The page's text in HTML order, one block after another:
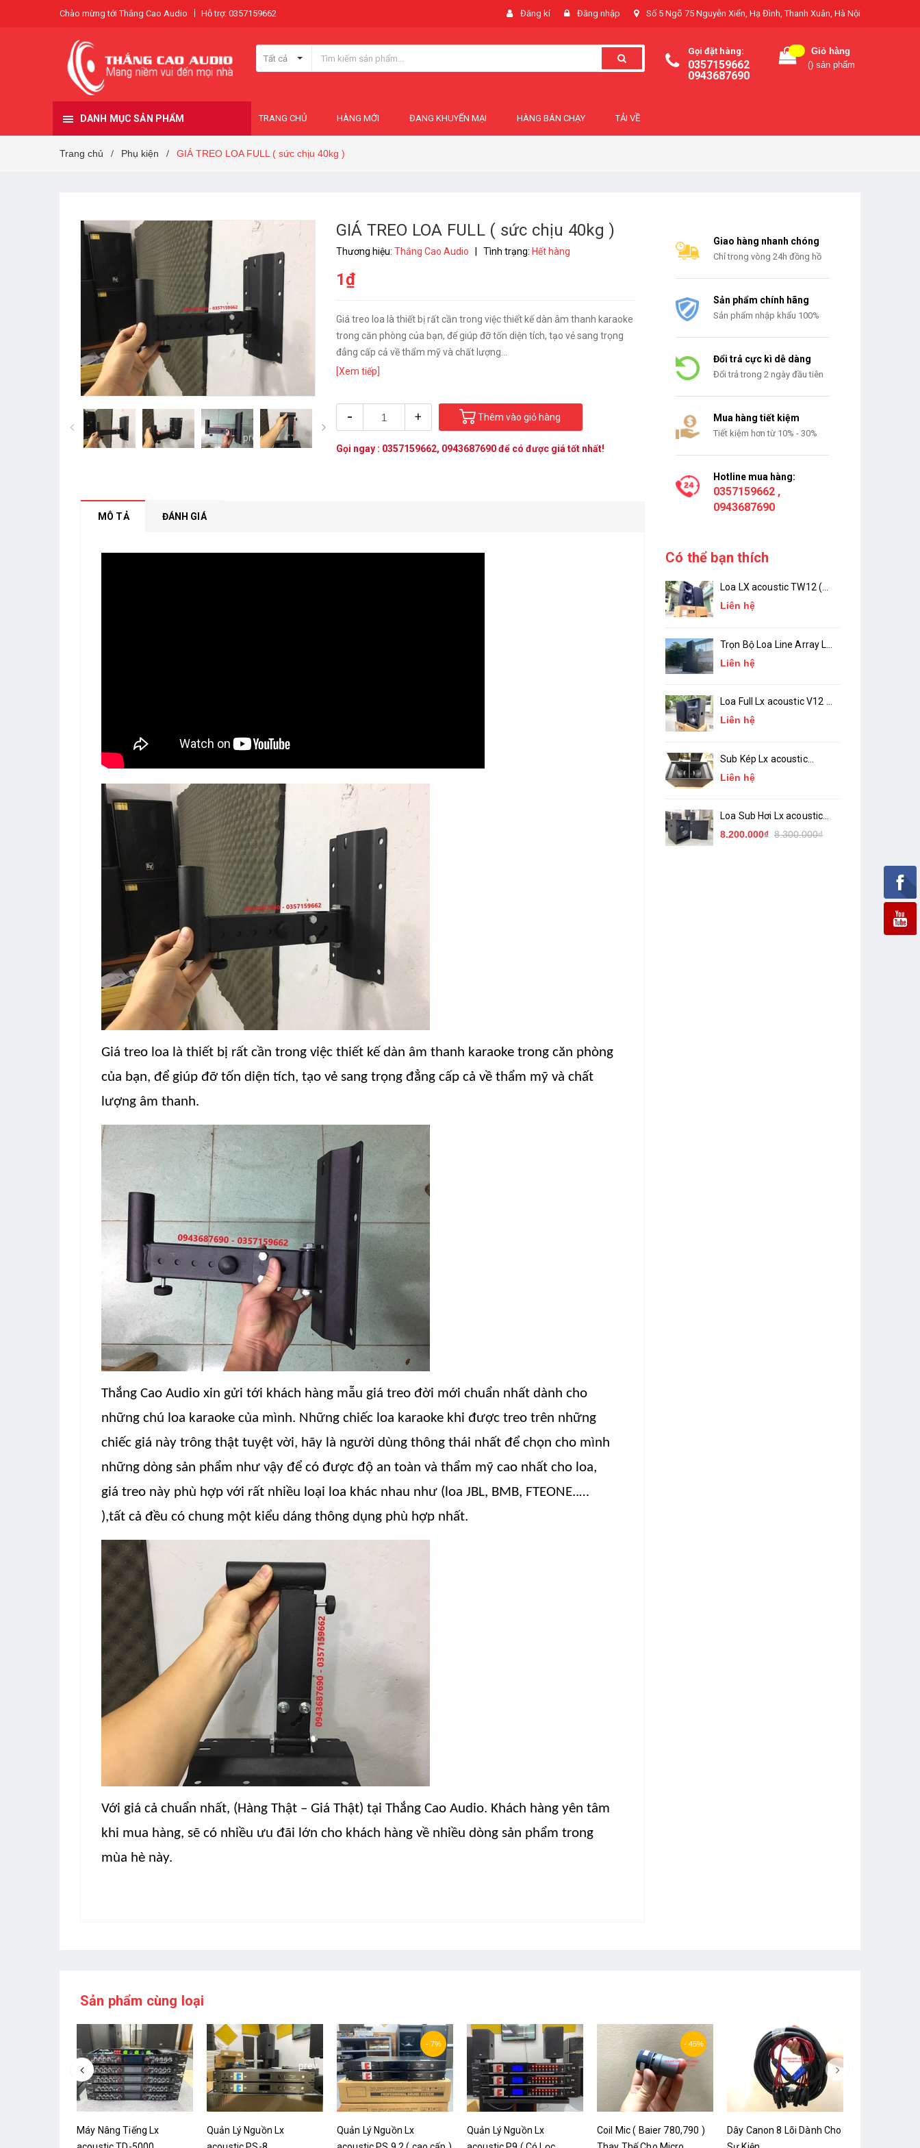
Chào mừng tới Thắng Cao Audio Hỗ trợ: 0357159662 Đăng kí Đăng nhập Số 5 Ngõ 75 Nguyễn Xiển, Hạ Đình, Thanh Xuân, Hà Nội
Tất cả
Gọi đặt hàng:
0357159662
0943687690
Giỏ hàng
() sản phẩm
DANH MỤC SẢN PHẨM TRANG CHỦ HÀNG MỚI ĐANG KHUYẾN MẠI HÀNG BÁN CHẠY TẢI VỀ
Trang chủ / Phụ kiện / GIÁ TREO LOA FULL ( sức chịu 40kg )
prev
GIÁ TREO LOA FULL ( sức chịu 40kg )
Thương hiệu: Thắng Cao Audio Tình trạng: Hết hàng
1₫
Giá treo loa là thiết bị rất cần trong việc thiết kế dàn âm thanh karaoke
trong căn phòng của bạn, để giúp đỡ tốn diện tích, tạo vẻ sang trọng
đẳng cấp cả về thẩm mỹ và chất lượng...
[Xem tiếp]
- + Thêm vào giỏ hàng
Gọi ngay : 0357159662, 0943687690để có được giá tốt nhất!
MÔ TẢ ĐÁNH GIÁ
Giá treo loa là thiết bị rất cần trong việc thiết kế dàn âm thanh karaoke trong căn phòng
của bạn, để giúp đỡ tốn diện tích, tạo vẻ sang trọng đẳng cấp cả về thẩm mỹ và chất
lượng âm thanh.
Thắng Cao Audio xin gửi tới khách hàng mẫu giá treo đời mới chuẩn nhất dành cho
những chú loa karaoke của mình. Những chiếc loa karaoke khi được treo trên những
chiếc giá này trông thật tuyệt vời, hãy là người dùng thông thái nhất để chọn cho mình
những dòng sản phẩm như vậy để có được độ an toàn và thẩm mỹ cao nhất cho loa,
giá treo này phù hợp với rất nhiều loại loa khác nhau như (loa JBL, BMB, FTEONE..…
),tất cả đều có chung một kiểu dáng thông dụng phù hợp nhất.
Với giá cả chuẩn nhất, (Hàng Thật – Giá Thật) tại Thắng Cao Audio. Khách hàng yên tâm
khi mua hàng, sẽ có nhiều ưu đãi lớn cho khách hàng về nhiều dòng sản phẩm trong
mùa hè này.
Giao hàng nhanh chóng
Chỉ trong vòng 24h đồng hồ
Sản phẩm chính hãng
Sản phẩm nhập khẩu 100%
Đổi trả cực kì dễ dàng
Đổi trả trong 2 ngày đầu tiên
Mua hàng tiết kiệm
Tiết kiệm hơn từ 10% - 30%
Hotline mua hàng:
0357159662 ,
0943687690
Có thể bạn thích
Loa LX acoustic TW12 (
Bass 30 ) Chính Hãng
Liên hệ
Trọn Bộ Loa Line Array Lx
acoustic LA-10, LA-18 (
chính hãng )
Liên hệ
Loa Full Lx acoustic V12 (
bass 30 ) Chính Hãng
Liên hệ
Sub Kép Lx acoustic
TW218 ( Sub Hầm 2 Bass
50 )_ Chính Hãng
Liên hệ
Loa Sub Hơi Lx acoustic
TW15S ( bass 40 )
8.200.000₫ 8.300.000₫
Sản phẩm cùng loại
Máy Nâng Tiếng Lx
Quản Lý Nguồn Lx
- 7%
Quản Lý Nguồn Lx
Quản Lý Nguồn Lx
- 45%
Coil Mic ( Baier 780,790 )
Dây Canon 8 Lõi Dành Cho
prev